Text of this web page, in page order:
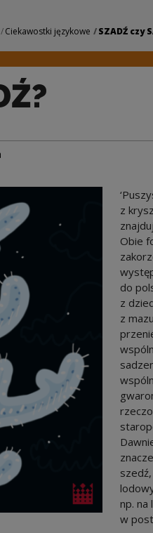
Ciekawostki językowe SZADŹ czy
z
Obie
do
z
z
np. na
w